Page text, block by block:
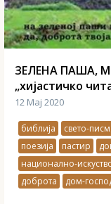
ЗЕЛЕНА ПАША,
„хијастичко
12 Мај 2020
библија свето-
поезија
пастир
национално-
доброта
дом-